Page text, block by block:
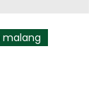
malang